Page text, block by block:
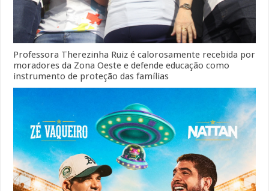
Professora Therezinha Ruiz é calorosamente recebida por
moradores da Zona Oeste e defende educação como
instrumento de proteção das famílias